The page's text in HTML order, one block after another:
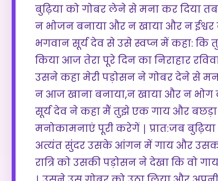
बुढ़िया को गोबर लेने से मना कर दिया तब
न भोजन बनाया और न खाया और न ईश्वर
भगवान सूर्य देव से उसे स्वप्न में कहा:
किया आज तेरा पूरे दिन का निराहार
उसने कहा मेरी पड़ोसन ने गोबर देने से
न आज खाना बनाया,न खाया और न भोग
सूर्य देव ने कहा मैं तुझे एक गाय और बछड़ा दे
मनोकामनाएं पूरी करेगें ∣ प्रात:जब
अत्यंत सुंदर उसके आंगन में गाय और
रात्रि को उसकी पड़ोसन ने देखा कि वो